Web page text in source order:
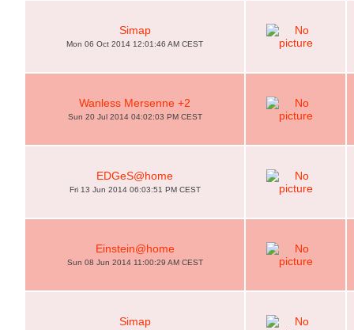
Simap
Mon 06 Oct 2014 12:01:46 AM CEST
Wanless Mersenne +2
Sun 20 Jul 2014 04:02:03 PM CEST
EDGeS@home
Fri 13 Jun 2014 06:03:51 PM CEST
Einstein@home
Sun 08 Jun 2014 11:00:29 AM CEST
Simap